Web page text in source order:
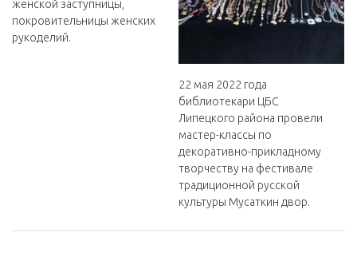
женской заступницы,
покровительницы женских
рукоделий.
22 мая 2022 года
библиотекари ЦБС
Липецкого района провели
мастер-классы по
декоративно-прикладному
творчеству на фестивале
традиционной русской
культуры Мусаткин двор.